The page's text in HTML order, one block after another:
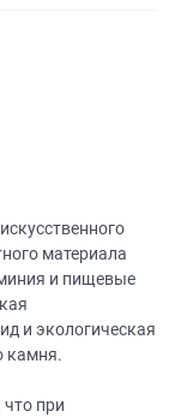
материала
и пищевые
и экологическая
камня.
при